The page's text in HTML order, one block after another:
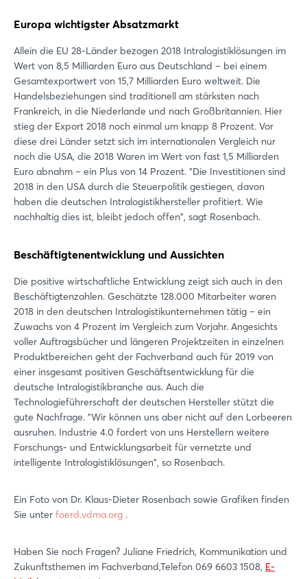
Europa wichtigster Absatzmarkt
Allein die EU 28-Länder bezogen 2018 Intralogistiklösungen im
Wert von 8,5 Milliarden Euro aus Deutschland – bei einem
Gesamtexportwert von 15,7 Milliarden Euro weltweit. Die
Handelsbeziehungen sind traditionell am stärksten nach
Frankreich, in die Niederlande und nach Großbritannien. Hier
stieg der Export 2018 noch einmal um knapp 8 Prozent. Vor
diese drei Länder setzt sich im internationalen Vergleich nur
noch die USA, die 2018 Waren im Wert von fast 1,5 Milliarden
Euro abnahm – ein Plus von 14 Prozent. "Die Investitionen sind
2018 in den USA durch die Steuerpolitik gestiegen, davon
haben die deutschen Intralogistikhersteller profitiert. Wie
nachhaltig dies ist, bleibt jedoch offen", sagt Rosenbach.
Beschäftigtenentwicklung und Aussichten
Die positive wirtschaftliche Entwicklung zeigt sich auch in den
Beschäftigtenzahlen. Geschätzte 128.000 Mitarbeiter waren
2018 in den deutschen Intralogistikunternehmen tätig – ein
Zuwachs von 4 Prozent im Vergleich zum Vorjahr. Angesichts
voller Auftragsbücher und längeren Projektzeiten in einzelnen
Produktbereichen geht der Fachverband auch für 2019 von
einer insgesamt positiven Geschäftsentwicklung für die
deutsche Intralogistikbranche aus. Auch die
Technologieführerschaft der deutschen Hersteller stützt die
gute Nachfrage. "Wir können uns aber nicht auf den Lorbeeren
ausruhen. Industrie 4.0 fordert von uns Herstellern weitere
Forschungs- und Entwicklungsarbeit für vernetzte und
intelligente Intralogistiklösungen", so Rosenbach.
Ein Foto von Dr. Klaus-Dieter Rosenbach sowie Grafiken finden
Sie unter foerd.vdma.org .
Haben Sie noch Fragen? Juliane Friedrich, Kommunikation und
Zukunftsthemen im Fachverband,Telefon 069 6603 1508, E-